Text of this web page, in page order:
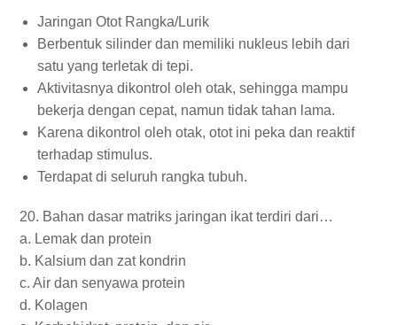
Jaringan Otot Rangka/Lurik
Berbentuk silinder dan memiliki nukleus lebih dari
satu yang terletak di tepi.
Aktivitasnya dikontrol oleh otak, sehingga mampu
bekerja dengan cepat, namun tidak tahan lama.
Karena dikontrol oleh otak, otot ini peka dan reaktif
terhadap stimulus.
Terdapat di seluruh rangka tubuh.
20. Bahan dasar matriks jaringan ikat terdiri dari…
a. Lemak dan protein
b. Kalsium dan zat kondrin
c. Air dan senyawa protein
d. Kolagen